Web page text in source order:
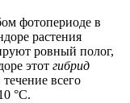
фотопериоде в
растения
ровный полог,
этот гибрид
всего
°C.